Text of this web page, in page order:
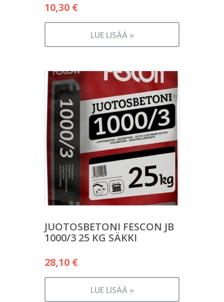
10,30 €
LUE LISÄÄ »
JUOTOSBETONI FESCON JB
1000/3 25 KG SÄKKI
28,10 €
LUE LISÄÄ »